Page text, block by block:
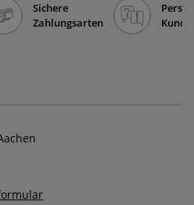
Sichere
Zahlungsarten